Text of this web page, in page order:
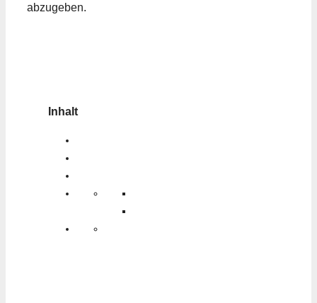
abzugeben.
Inhalt